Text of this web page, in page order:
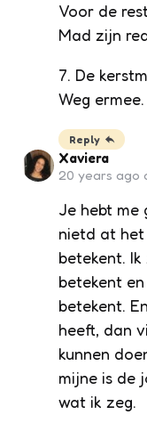
Voor de
Mad zijn
7. De
Weg ermee.
Reply
Xaviera
20 years ago
Je hebt me
nietd at
betekent.
betekent
betekent.
heeft, dan
kunnen
mijne is de
wat ik zeg.